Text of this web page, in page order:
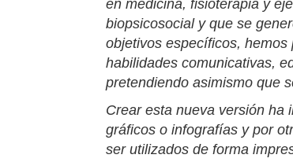
en medicina, fisioterapia y
biopsicosocial y que se
objetivos específicos,
habilidades comunicativas,
pretendiendo asimismo que
Crear esta nueva versión ha
gráficos oinfografías y por
ser utilizados de forma